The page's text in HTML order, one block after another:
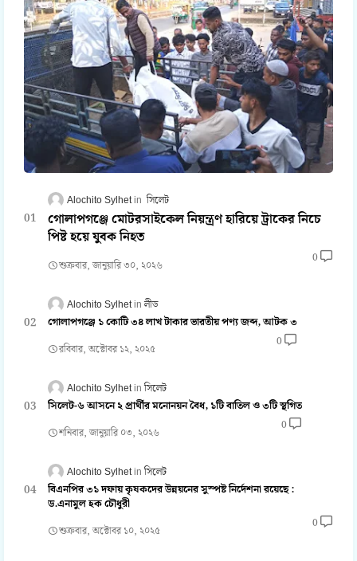
Alochito Sylhet সিলেট
গোলাপগঞ্জে মোটরসাইকেল নিয়ন্ত্রণ হারিয়ে ট্রাকের নিচে
পিষ্ট হয়ে যুবক নিহত
শুক্রবার, জানুয়ারি ৩০, ২০২৬
0
Alochito Sylhet লীড
গোলাপগঞ্জে ১ কোটি ৩৪ লাখ টাকার ভারতীয় পণ্য জব্দ, আটক ৩
রবিবার, অক্টোবর ১২, ২০২৫
0
Alochito Sylhet সিলেট
সিলেট-৬ আসনে ২ প্রার্থীর মনোনয়ন বৈধ, ১টি বাতিল ও ৩টি স্থগিত
শনিবার, জানুয়ারি ০৩, ২০২৬
0
Alochito Sylhet সিলেট
বিএনপির ৩১ দফায় কৃষকদের উন্নয়নের সুস্পষ্ট নির্দেশনা রয়েছে :
ড.এনামুল হক চৌধুরী
শুক্রবার, অক্টোবর ১০, ২০২৫
0